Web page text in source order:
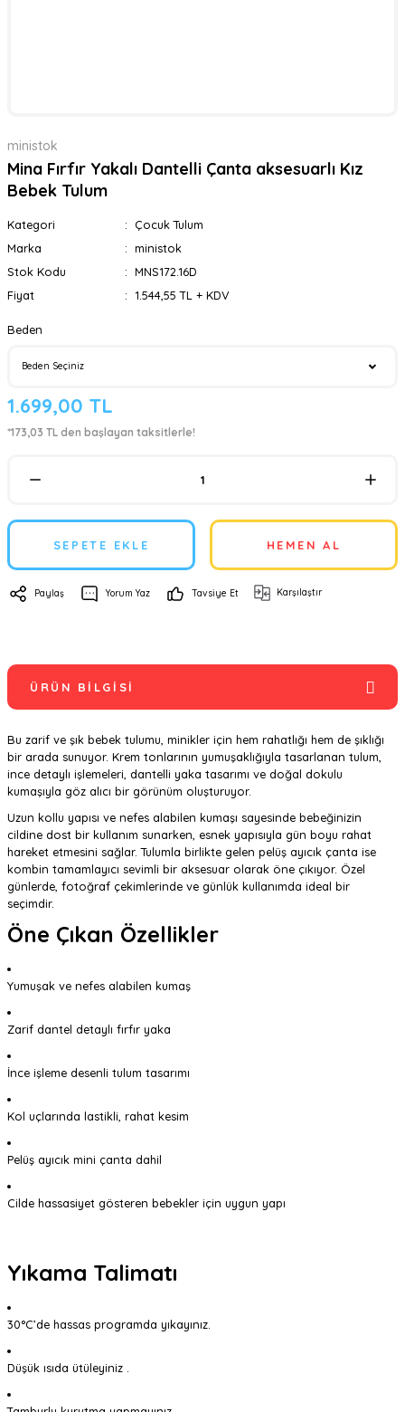
ministok
Mina Fırfır Yakalı Dantelli Çanta aksesuarlı Kız
Bebek Tulum
Kategori
Çocuk Tulum
Marka
ministok
Stok Kodu
MNS172.16D
Fiyat
1.544,55 TL + KDV
Beden
1.699,00 TL
*173,03 TL den başlayan taksitlerle!
SEPETE EKLE HEMEN AL
Paylaş Yorum Yaz Tavsiye Et Karşılaştır
ÜRÜN BILGISI
Bu zarif ve şık bebek tulumu, minikler için hem rahatlığı hem de şıklığı
bir arada sunuyor. Krem tonlarının yumuşaklığıyla tasarlanan tulum,
ince detaylı işlemeleri, dantelli yaka tasarımı ve doğal dokulu
kumaşıyla göz alıcı bir görünüm oluşturuyor.
Uzun kollu yapısı ve nefes alabilen kumaşı sayesinde bebeğinizin
cildine dost bir kullanım sunarken, esnek yapısıyla gün boyu rahat
hareket etmesini sağlar. Tulumla birlikte gelen pelüş ayıcık çanta ise
kombin tamamlayıcı sevimli bir aksesuar olarak öne çıkıyor. Özel
günlerde, fotoğraf çekimlerinde ve günlük kullanımda ideal bir
seçimdir.
Öne Çıkan Özellikler
Yumuşak ve nefes alabilen kumaş
Zarif dantel detaylı fırfır yaka
İnce işleme desenli tulum tasarımı
Kol uçlarında lastikli, rahat kesim
Pelüş ayıcık mini çanta dahil
Cilde hassasiyet gösteren bebekler için uygun yapı
Yıkama Talimatı
30°C’de hassas programda yıkayınız.
Düşük ısıda ütüleyiniz .